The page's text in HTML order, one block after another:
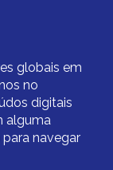
globais em
no
digitais
alguma
navegar